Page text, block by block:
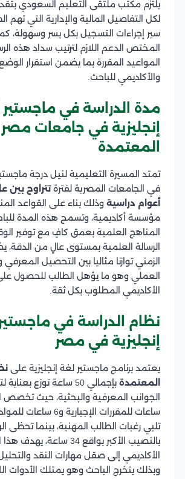
يلتزم مكتب ملتقى التعليم السعودي
لكل التفاصيل المالية والإدارية التي تهم
سير إجراءات التسجيل بكل يسر وسهولة،
المختص الدعم اللازم لترتيب سداد هذه
المواعيد المقررة بما يضمن استقرار
والأكاديمي للباحث.
مدة الدراسة في ماجستير
إنجليزية في جامعات مصر
المعتمدة
تمتد المسيرة التعليمية لنيل درجة
في الجامعات المصرية لفترةتتراوح بين
أعوام دراسية وذلك بناء على القواعد
مؤسسة أكاديمية، وتسمح هذه المدة
المناهج العلمية بعمق كافٍ مع توفير
الرسالة العلمية بمستوى عالٍ من الدقة،
الزمني توازنا مثاليا بين التحصيل
العملي وهو ما يؤهل الطالب للحصول
الأكاديمي المطلوب بكل ثقة.
نظام الدراسة في
إنجليزية في مصر
يعتمد برنامج ماجستير لغة إنجليزية على
المعتمدة
بإجمالي 50 ساعة توزع
ساعات للمقررات الإجبارية
تلبي رغبات الطالب المهنية، بينما تحظى
بالنصيب الأكبر بواقع 34 ساعة،
الأكاديمي إلى صقل مهارات النقد
وبذلك يتخرج الباحث وهو يمتلك الأدوات